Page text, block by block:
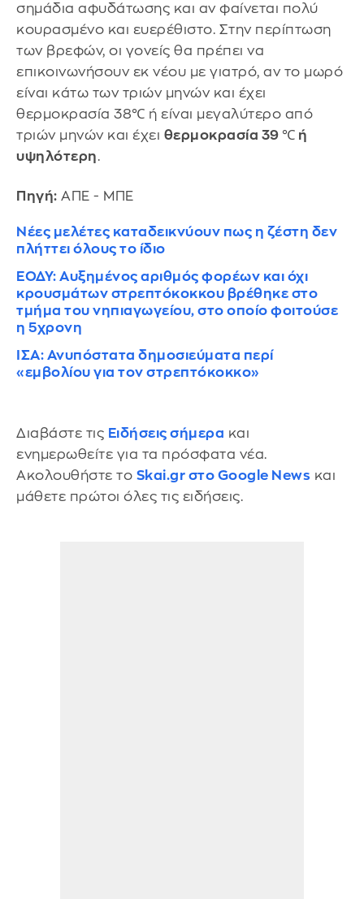
σημάδια αφυδάτωσης και αν φαίνεται πολύ
κουρασμένο και ευερέθιστο. Στην περίπτωση
των βρεφών, οι γονείς θα πρέπει να
επικοινωνήσουν εκ νέου με γιατρό, αν το μωρό
είναι κάτω των τριών μηνών και έχει
θερμοκρασία 38℃ ή είναι μεγαλύτερο από
τριών μηνών και έχει θερμοκρασία 39 ℃ ή
υψηλότερη.
Πηγή: ΑΠΕ - ΜΠΕ
Νέες μελέτες καταδεικνύουν πως η ζέστη δεν
πλήττει όλους το ίδιο
ΕΟΔΥ: Αυξημένος αριθμός φορέων και όχι
κρουσμάτων στρεπτόκοκκου βρέθηκε στο
τμήμα του νηπιαγωγείου, στο οποίο φοιτούσε
η 5χρονη
ΙΣΑ: Ανυπόστατα δημοσιεύματα περί
«εμβολίου για τον στρεπτόκοκκο»
Διαβάστε τις Ειδήσεις σήμερα και
ενημερωθείτε για τα πρόσφατα νέα.
Ακολουθήστε το Skai.gr στο Google News και
μάθετε πρώτοι όλες τις ειδήσεις.